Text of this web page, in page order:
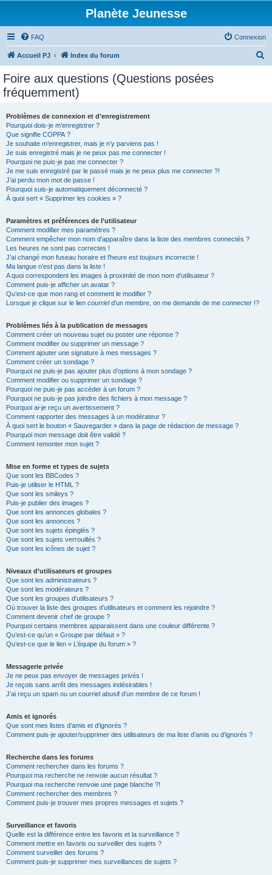
Planète Jeunesse
FAQ Connexion
Accueil PJ Index du forum
Foire aux questions (Questions posées
fréquemment)
Problèmes de connexion et d’enregistrement
Pourquoi dois-je m’enregistrer ?
Que signifie COPPA ?
Je souhaite m’enregistrer, mais je n’y parviens pas !
Je suis enregistré mais je ne peux pas me connecter !
Pourquoi ne puis-je pas me connecter ?
Je me suis enregistré par le passé mais je ne peux plus me connecter ?!
J’ai perdu mon mot de passe !
Pourquoi suis-je automatiquement déconnecté ?
À quoi sert « Supprimer les cookies » ?
Paramètres et préférences de l’utilisateur
Comment modifier mes paramètres ?
Comment empêcher mon nom d’apparaître dans la liste des membres connectés ?
Les heures ne sont pas correctes !
J’ai changé mon fuseau horaire et l’heure est toujours incorrecte !
Ma langue n’est pas dans la liste !
A quoi correspondent les images à proximité de mon nom d’utilisateur ?
Comment puis-je afficher un avatar ?
Qu’est-ce que mon rang et comment le modifier ?
Lorsque je clique sur le lien courrield’un membre, on me demande de me connecter !?
Problèmes liés à la publication de messages
Comment créer un nouveau sujet ou poster une réponse ?
Comment modifier ou supprimer un message ?
Comment ajouter une signature à mes messages ?
Comment créer un sondage ?
Pourquoi ne puis-je pas ajouter plus d’options à mon sondage ?
Comment modifier ou supprimer un sondage ?
Pourquoi ne puis-je pas accéder à un forum ?
Pourquoi ne puis-je pas joindre des fichiers à mon message ?
Pourquoi ai-je reçu un avertissement ?
Comment rapporter des messages à un modérateur ?
À quoi sert le bouton « Sauvegarder » dans la page de rédaction de message ?
Pourquoi mon message doit être validé ?
Comment remonter mon sujet ?
Mise en forme et types de sujets
Que sont les BBCodes ?
Puis-je utiliser le HTML ?
Que sont les smileys ?
Puis-je publier des images ?
Que sont les annonces globales ?
Que sont les annonces ?
Que sont les sujets épinglés ?
Que sont les sujets verrouillés ?
Que sont les icônes de sujet ?
Niveaux d’utilisateurs et groupes
Que sont les administrateurs ?
Que sont les modérateurs ?
Que sont les groupes d’utilisateurs ?
Où trouver la liste des groupes d’utilisateurs et comment les rejoindre ?
Comment devenir chef de groupe ?
Pourquoi certains membres apparaissent dans une couleur différente ?
Qu’est-ce qu’un « Groupe par défaut » ?
Qu’est-ce que le lien « L’équipe du forum » ?
Messagerie privée
Je ne peux pas envoyer de messages privés !
Je reçois sans arrêt des messages indésirables !
J’ai reçu un spam ou un courriel abusif d’un membre de ce forum !
Amis et ignorés
Que sont mes listes d’amis et d’ignorés ?
Comment puis-je ajouter/supprimer des utilisateurs de ma liste d’amis ou d’ignorés ?
Recherche dans les forums
Comment rechercher dans les forums ?
Pourquoi ma recherche ne renvoie aucun résultat ?
Pourquoi ma recherche renvoie une page blanche ?!
Comment rechercher des membres ?
Comment puis-je trouver mes propres messages et sujets ?
Surveillance et favoris
Quelle est la différence entre les favoris et la surveillance ?
Comment mettre en favoris ou surveiller des sujets ?
Comment surveiller des forums ?
Comment puis-je supprimer mes surveillances de sujets ?